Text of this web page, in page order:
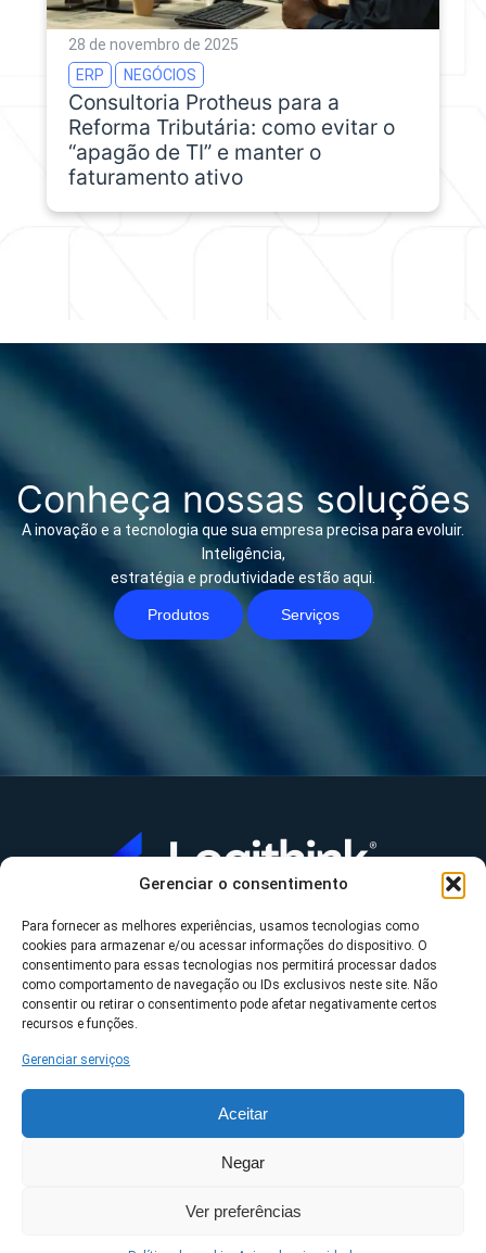
Gerenciar o consentimento
Para fornecer as melhores experiências, usamos tecnologias como
cookies para armazenar e/ou acessar informações do dispositivo. O
consentimento para essas tecnologias nos permitirá processar dados
como comportamento de navegação ou IDs exclusivos neste site. Não
consentir ou retirar o consentimento pode afetar negativamente certos
recursos e funções.
Gerenciar serviços
Aceitar
Negar
Ver preferências
28 de novembro de 2025
ERP
NEGÓCIOS
Consultoria Protheus para a
Reforma Tributária: como evitar o
“apagão de TI” e manter o
faturamento ativo
Conheça nossas soluções
A inovação e a tecnologia que sua empresa precisa para evoluir.
Inteligência,
estratégia e produtividade estão aqui.
Produtos Serviços
A Logithink
O que fazemos
Contato
*Datasul, Fluig, Protheus, RM e TOTVS são uma
direitos reservados.Políticas de privacidade